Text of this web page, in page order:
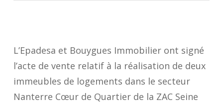
L’Epadesa et Bouygues Immobilier ont signé
l’acte de vente relatif à la réalisation de deux
immeubles de logements dans le secteur
Nanterre Cœur de Quartier de la ZAC Seine